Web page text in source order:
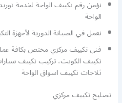
نؤمن رقم تكييف الواحة لخدمة
الواحة
نعمل في الصيانة الدورية لأجهزة
فني تكييف مركزي مختص بكافة
تكييف الكويت، تركيب تكييف
ثلاجات تكييف اسواق الواحة
تصليح تكييف مركزي